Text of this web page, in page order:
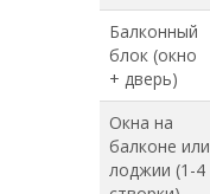
Балконный
блок (окно
+ дверь)
Окна на
балконе или
лоджии (1-4